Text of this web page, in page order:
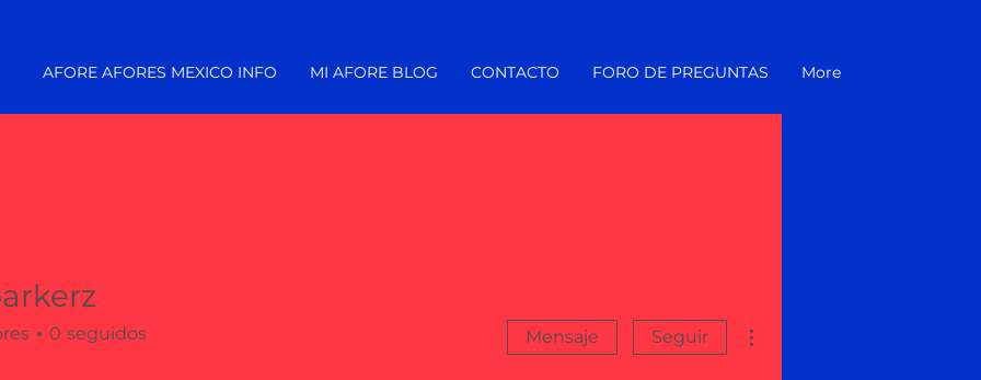
AFORE AFORES MEXICO INFO MI AFORE BLOG CONTACTO FORO DE PREGUNTAS More
0 seguidos Mensaje Seguir